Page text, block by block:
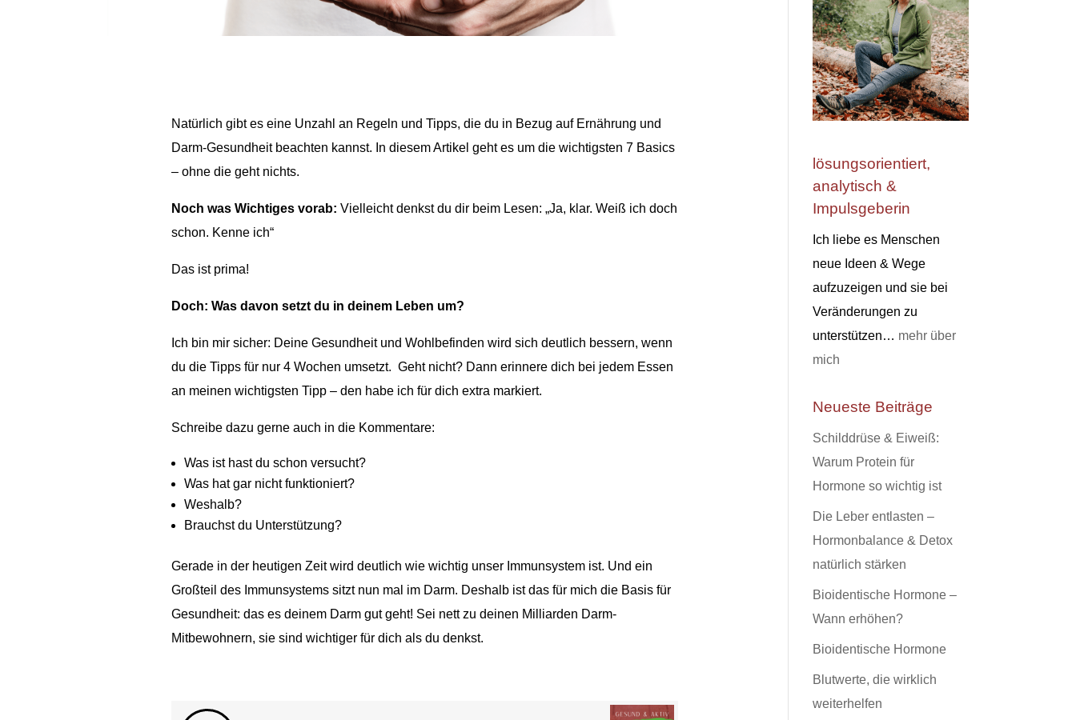
Natürlich gibt es eine Unzahl an Regeln und Tipps, die du in Bezug auf Ernährung und
Darm-Gesundheit beachten kannst. In diesem Artikel geht es um die wichtigsten 7 Basics
– ohne die geht nichts.
Noch was Wichtiges vorab: Vielleicht denkst du dir beim Lesen: „Ja, klar. Weiß ich doch
schon. Kenne ich“
Das ist prima!
Doch: Was davon setzt du in deinem Leben um?
Ich bin mir sicher: Deine Gesundheit und Wohlbefinden wird sich deutlich bessern, wenn
du die Tipps für nur 4 Wochen umsetzt. Geht nicht? Dann erinnere dich bei jedem Essen
an meinen wichtigsten Tipp – den habe ich für dich extra markiert.
Schreibe dazu gerne auch in die Kommentare:
Was ist hast du schon versucht?
Was hat gar nicht funktioniert?
Weshalb?
Brauchst du Unterstützung?
Gerade in der heutigen Zeit wird deutlich wie wichtig unser Immunsystem ist. Und ein
Großteil des Immunsystems sitzt nun mal im Darm. Deshalb ist das für mich die Basis für
Gesundheit: das es deinem Darm gut geht! Sei nett zu deinen Milliarden Darm-
Mitbewohnern, sie sind wichtiger für dich als du denkst.
lösungsorientiert,
analytisch &
Impulsgeberin
Ich liebe es Menschen
neue Ideen & Wege
aufzuzeigen und sie bei
Veränderungen zu
unterstützen… mehr über
mich
Neueste Beiträge
Schilddrüse & Eiweiß:
Warum Protein für
Hormone so wichtig ist
Die Leber entlasten –
Hormonbalance & Detox
natürlich stärken
Bioidentische Hormone –
Wann erhöhen?
Bioidentische Hormone
Blutwerte, die wirklich
weiterhelfen